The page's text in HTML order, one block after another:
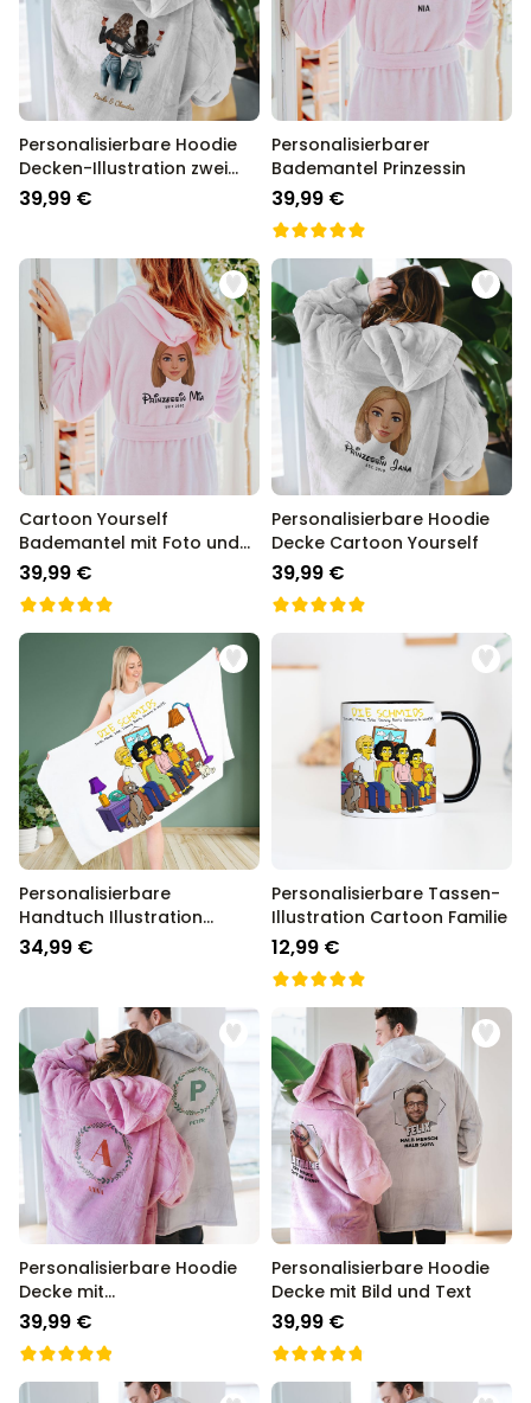
Personalisierbare Hoodie
Decken-Illustration zwei
Freundinnen
39,99 €
Personalisierbarer
Bademantel Prinzessin
39,99 €
Cartoon Yourself
Bademantel mit Foto und
Name
39,99 €
Personalisierbare Hoodie
Decke Cartoon Yourself
39,99 €
Personalisierbare
Handtuch Illustration
Cartoon Familie
34,99 €
Personalisierbare Tassen-
Illustration Cartoon Familie
12,99 €
Personalisierbare Hoodie
Decke mit
Weihnachtsmonogramm
39,99 €
Personalisierbare Hoodie
Decke mit Bild und Text
39,99 €